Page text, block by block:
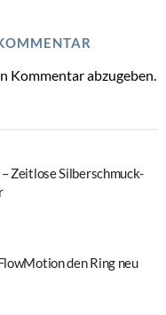
Kommentar abzugeben.
Zeitlose Silberschmuck-
den Ring neu